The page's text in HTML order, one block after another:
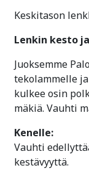
Keskitason
Lenkin kesto
Juoksemme
tekolammelle
kulkee osin
mäkiä. Vauhti
Kenelle:
Vauhti
kestävyyttä.